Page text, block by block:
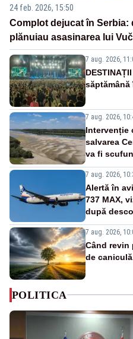
24 feb. 2026, 15:50
Complot dejucat în
plănuiau asasinarea lui
7 aug. 2026,
7 aug. 2026,
Intervenție
salvarea
va fi
7 aug. 2026,
Alertă în
737 MAX,
după
7 aug. 2026,
Când revin
de
POLITICA